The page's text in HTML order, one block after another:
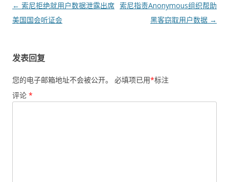
文章导航
← 索尼拒绝就用户数据泄露出席
美国国会听证会
索尼指责Anonymous组织帮助
黑客窃取用户数据 →
发表回复
您的电子邮箱地址不会被公开。 必填项已用*标注
评论 *